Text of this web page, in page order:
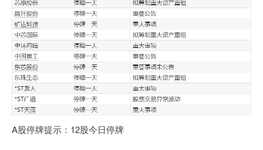
A股停牌提示：12股今日停牌